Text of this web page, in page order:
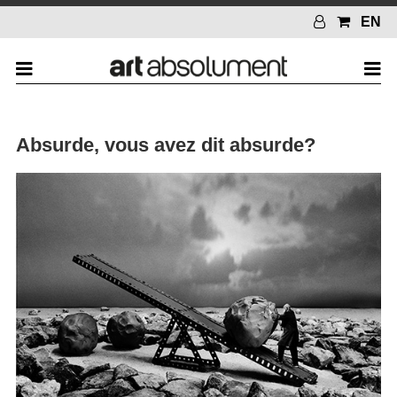
EN
Absurde, vous avez dit absurde?